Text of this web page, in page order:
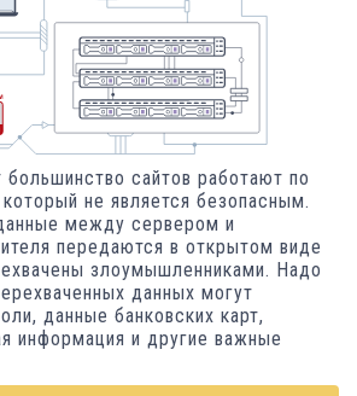
сайтов работают по
не является безопасным.
между сервером и
передаются в открытом виде
злоумышленниками. Надо
данных могут
данные банковских карт,
информация и другие важные